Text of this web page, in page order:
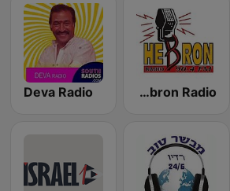
Hebron Radio راديو الخليل Deva Radio